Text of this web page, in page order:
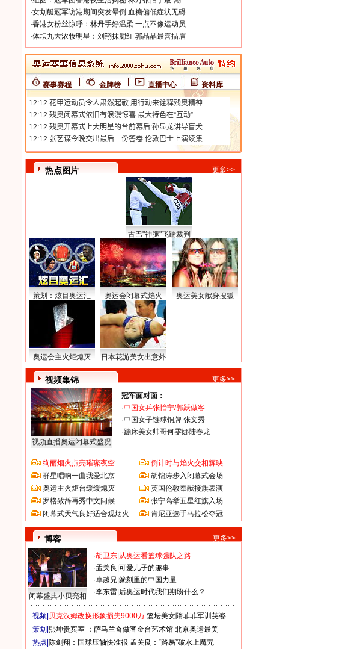
·女划艇冠军访港期间突发晕倒 血糖偏低症状无碍
·香港女粉丝惊呼：林丹手好温柔 一点不像运动员
·体坛九大浓妆明星：刘翔抹腮红 郭晶晶最喜描眉
赛事赛程 金牌榜 直播中心 资料库
热点图片 更多>>
古巴"神腿"飞踹裁判
策划：炫目奥运汇 奥运会闭幕式焰火 奥运美女献身搜狐
奥运会主火炬熄灭 日本花游美女出意外
视频集锦 更多>>
视频直播奥运闭幕式盛况
冠军面对面：
·中国女乒张怡宁/郭跃做客
·中国女子链球铜牌 张文秀
·蹦床美女帅哥何雯娜陆春龙
绚丽烟火点亮璀璨夜空
群星唱响一曲我爱北京
奥运主火炬台缓缓熄灭
罗格致辞再秀中文问候
闭幕式天气良好适合观烟火
倒计时与焰火交相辉映
胡锦涛步入闭幕式会场
英国伦敦奉献接旗表演
张宁高举五星红旗入场
肯尼亚选手马拉松夺冠
博客 更多>>
闭幕盛典小贝亮相
·胡卫东 从奥运看篮球强队之路
·孟关良 可爱儿子的趣事
·卓越兄 篆刻里的中国力量
·李东雷 后奥运时代我们期盼什么？
视频| 贝克汉姆改换形象损失9000万 篮坛美女隋菲菲军训英姿
策划| 熙坤贵宾室 ：萨马兰奇做客金台艺术馆 北京奥运最美
热点| 陈剑翔：国球压轴快准很 孟关良：“路易”破水上魔咒